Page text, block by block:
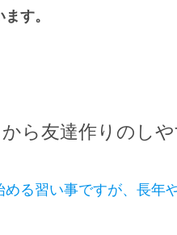
す。
ら友達作りのし
める習い事ですが、長年